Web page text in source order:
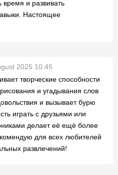
время и развивать
Настоящее
2025 10:45
творческие способности
и угадывания слов
и вызывает бурю
играть с друзьями или
делает её ещё более
для всех любителей
развлечений!